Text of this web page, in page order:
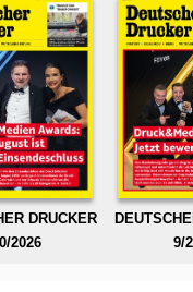
DRUCKER
2026
9/